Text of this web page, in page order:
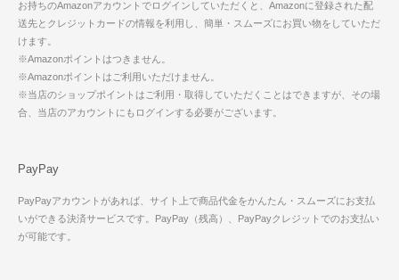
お持ちのAmazonアカウントでログインしていただくと、Amazonに登録された配
送先とクレジットカードの情報を利用し、簡単・スムーズにお買い物をしていただ
けます。
※Amazonポイントはつきません。
※Amazonポイントはご利用いただけません。
※当店のショップポイントはご利用・取得していただくことはできますが、その場
合、当店のアカウントにもログインする必要がございます。
PayPay
PayPayアカウントがあれば、サイト上で商品代金をかんたん・スムーズにお支払
いができる決済サービスです。PayPay（残高）、PayPayクレジットでのお支払い
が可能です。